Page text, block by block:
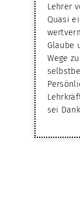
Lehrer
Quasi
Glaube
Wege
sei